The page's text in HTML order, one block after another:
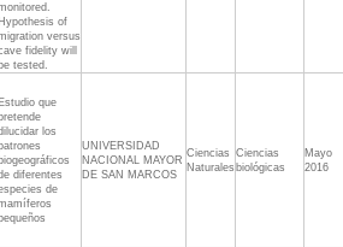
Hypothesis of
versus
fidelity will
be tested.
Estudio que
los
biogeográficos
diferentes
de
UNIVERSIDAD
NACIONAL MAYOR
DE SAN MARCOS
Ciencias
Naturales
Ciencias
biológicas
Mayo
2016